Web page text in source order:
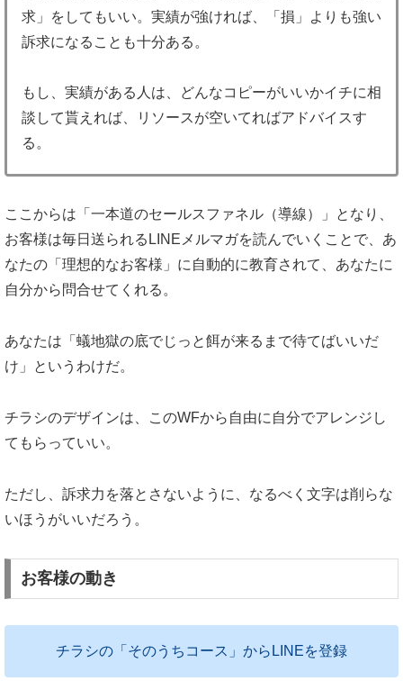
求」をしてもいい。実績が強ければ、「損」よりも強い
訴求になることも十分ある。
もし、実績がある人は、どんなコピーがいいかイチに相
談して貰えれば、リソースが空いてればアドバイスす
る。
ここからは「一本道のセールスファネル（導線）」となり、
お客様は毎日送られるLINEメルマガを読んでいくことで、あ
なたの「理想的なお客様」に自動的に教育されて、あなたに
自分から問合せてくれる。
あなたは「蟻地獄の底でじっと餌が来るまで待てばいいだ
け」というわけだ。
チラシのデザインは、このWFから自由に自分でアレンジし
てもらっていい。
ただし、訴求力を落とさないように、なるべく文字は削らな
いほうがいいだろう。
お客様の動き
チラシの「そのうちコース」からLINEを登録